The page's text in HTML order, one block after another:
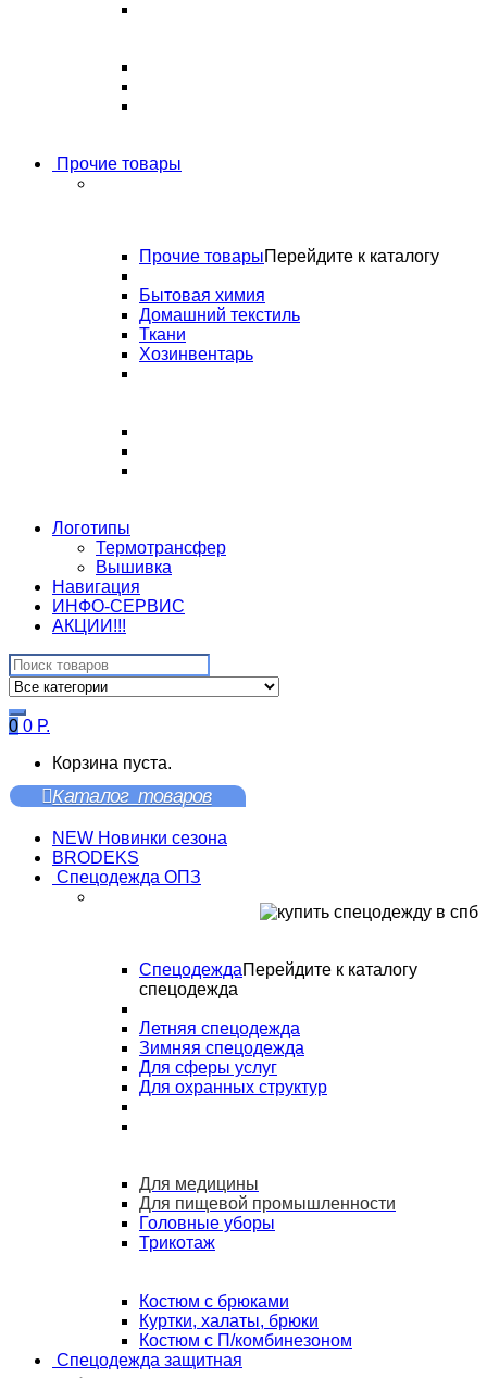
Прочие товары
Прочие товарыПерейдите к каталогу
Бытовая химия
Домашний текстиль
Ткани
Хозинвентарь
Логотипы
Термотрансфер
Вышивка
Навигация
ИНФО-СЕРВИС
АКЦИИ!!!
Search
for:
0 0 Р.
Корзина пуста.
Каталог товаров
NEW Новинки сезона
BRODEKS
Спецодежда ОПЗ
СпецодеждаПерейдите к каталогу
спецодежда
Летняя спецодежда
Зимняя спецодежда
Для сферы услуг
Для охранных структур
Для медицины
Для пищевой промышленности
Головные уборы
Трикотаж
Костюм с брюками
Куртки, халаты, брюки
Костюм с П/комбинезоном
Спецодежда защитная